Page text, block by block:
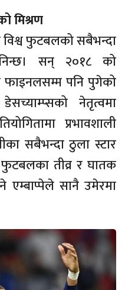
मिश्रण
विश्व फुटबलको सबैभन्दा
सन् २०१८ को
फाइनलसम्म पनि पुगेको
नेतृत्वमा
प्रभावशाली
सबैभन्दा ठुला स्टार
फुटबलका तीव्र र घातक
एम्बाप्पेले सानै उमेरमा